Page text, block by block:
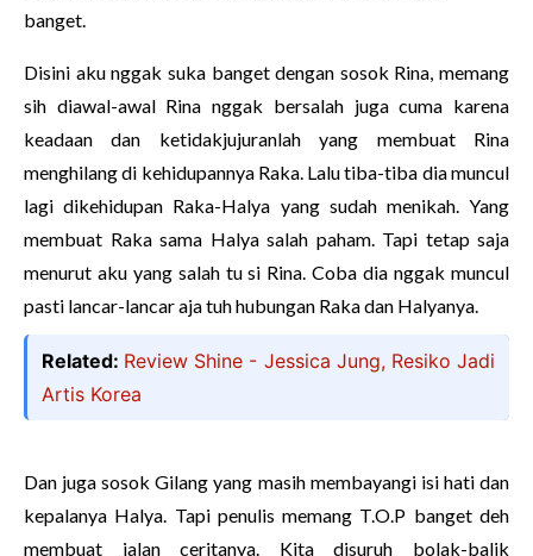
banget.
Disini aku nggak suka banget dengan sosok Rina, memang
sih diawal-awal Rina nggak bersalah juga cuma karena
keadaan dan ketidakjujuranlah yang membuat Rina
menghilang di kehidupannya Raka. Lalu tiba-tiba dia muncul
lagi dikehidupan Raka-Halya yang sudah menikah. Yang
membuat Raka sama Halya salah paham. Tapi tetap saja
menurut aku yang salah tu si Rina. Coba dia nggak muncul
pasti lancar-lancar aja tuh hubungan Raka dan Halyanya.
Related: Review Shine - Jessica Jung, Resiko Jadi
Artis Korea
Dan juga sosok Gilang yang masih membayangi isi hati dan
kepalanya Halya. Tapi penulis memang T.O.P banget deh
membuat jalan ceritanya. Kita disuruh bolak-balik